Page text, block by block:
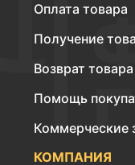
Оплата товара
Получение
Возврат товара
Помощь
Коммерческие
КОМПАНИЯ